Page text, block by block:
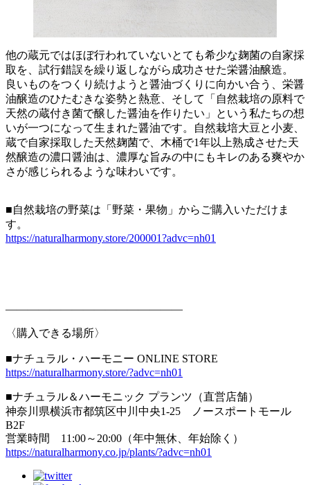
他の蔵元ではほぼ行われていないとても希少な麹菌の自家採
取を、試行錯誤を繰り返しながら成功させた栄醤油醸造。
良いものをつくり続けようと醤油づくりに向かい合う、栄醤
油醸造のひたむきな姿勢と熱意、そして「自然栽培の原料で
天然の蔵付き菌で醸した醤油を作りたい」という私たちの想
いが一つになって生まれた醤油です。自然栽培大豆と小麦、
蔵で自家採取した天然麹菌で、木桶で1年以上熟成させた天
然醸造の濃口醤油は、濃厚な旨みの中にもキレのある爽やか
さが感じられるような味わいです。
■自然栽培の野菜は「野菜・果物」からご購入いただけま
す。
https://naturalharmony.store/200001?advc=nh01
————————————————
〈購入できる場所〉
■ナチュラル・ハーモニー ONLINE STORE
https://naturalharmony.store/?advc=nh01
■ナチュラル＆ハーモニック プランツ（直営店舗）
神奈川県横浜市都筑区中川中央1-25 ノースポートモール
B2F
営業時間 11:00～20:00（年中無休、年始除く）
https://naturalharmony.co.jp/plants/?advc=nh01